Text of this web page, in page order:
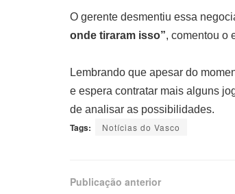
O gerente desmentiu essa
onde tiraram isso”, comentou o
Lembrando que apesar do
e espera contratar mais alguns
de analisar as possibilidades.
Tags: Notícias do Vasco
Publicação anterior